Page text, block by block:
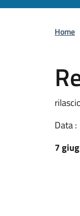
Home
Data :
7